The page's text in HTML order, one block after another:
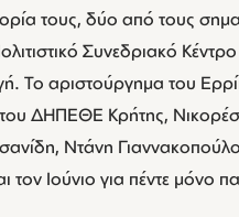
τους, δύο από τους
Συνεδριακό
Το αριστούργημα του
του ΔΗΠΕΘΕ Κρήτης,
Ντάνη
τον Ιούνιο για πέντε μόνο